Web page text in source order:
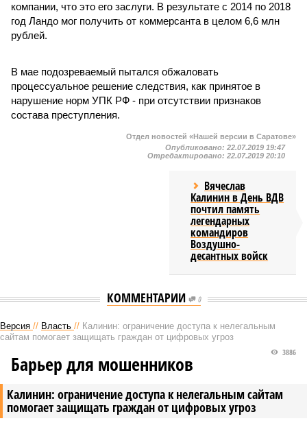
компании, что это его заслуги. В результате с 2014 по 2018
год Ландо мог получить от коммерсанта в целом 6,6 млн
рублей.
В мае подозреваемый пытался обжаловать
процессуальное решение следствия, как принятое в
нарушение норм УПК РФ - при отсутствии признаков
состава преступления.
Отдел новостей «Нашей версии в Саратове»
Опубликовано: 22.07.2019 19:47
Отредактировано: 22.07.2019 20:10
Вячеслав
Калинин в День ВДВ
почтил память
легендарных
командиров
Воздушно-
десантных войск
КОММЕНТАРИИ 0
Версия // Власть // Калинин: ограничение доступа к нелегальным
сайтам помогает защищать граждан от цифровых угроз
Калинин: ограничение доступа к нелегальным сайтам
помогает защищать граждан от цифровых угроз
3886
Барьер для мошенников